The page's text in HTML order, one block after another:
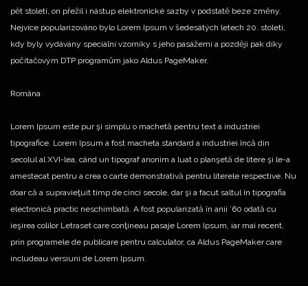
pět století, on přežil i nástup elektronické sazby v podstatě beze změny.
Nejvíce popularizováno bylo Lorem Ipsum v šedesátých letech 20. století,
kdy byly vydávány speciální vzorníky s jeho pasážemi a později pak díky
počítačovým DTP programům jako Aldus PageMaker.
Româna
Lorem Ipsum este pur şi simplu o machetă pentru text a industriei
tipografice. Lorem Ipsum a fost macheta standard a industriei încă din
secolul al XVI-lea, când un tipograf anonim a luat o planşetă de litere şi le-a
amestecat pentru a crea o carte demonstrativă pentru literele respective. Nu
doar că a supravieţuit timp de cinci secole, dar şi a facut saltul în tipografia
electronică practic neschimbată. A fost popularizată în anii ’60 odată cu
ieşirea colilor Letraset care conţineau pasaje Lorem Ipsum, iar mai recent,
prin programele de publicare pentru calculator, ca Aldus PageMaker care
includeau versiuni de Lorem Ipsum.